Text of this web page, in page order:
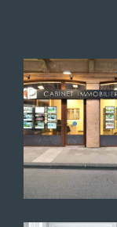
immobilier. En
nous
de notre
de maximiser
cela s'ajoute
importants
des annonces
d'annonces de